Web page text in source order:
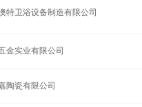
特卫浴设备制造有限公司
金实业有限公司
陶瓷有限公司